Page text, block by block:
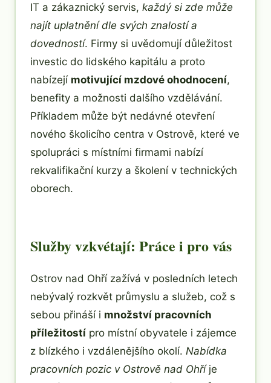
IT a zákaznický servis, každý si zde může
najít uplatnění dle svých znalostí a
dovedností. Firmy si uvědomují důležitost
investic do lidského kapitálu a proto
nabízejí motivující mzdové ohodnocení,
benefity a možnosti dalšího vzdělávání.
Příkladem může být nedávné otevření
nového školicího centra v Ostrově, které ve
spolupráci s místními firmami nabízí
rekvalifikační kurzy a školení v technických
oborech.
Služby vzkvétají: Práce i pro vás
Ostrov nad Ohří zažívá v posledních letech
nebývalý rozkvět průmyslu a služeb, což s
sebou přináší i množství pracovních
příležitostí pro místní obyvatele i zájemce
z blízkého i vzdálenějšího okolí. Nabídka
pracovních pozic v Ostrově nad Ohříje